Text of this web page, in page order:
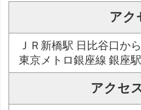
アク
ＪＲ新橋駅 日比谷口か
東京メトロ銀座線 銀座
アクセ